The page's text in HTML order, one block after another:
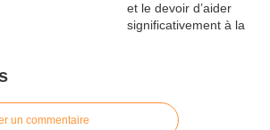
un commentaire